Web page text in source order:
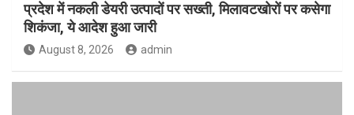
प्रदेश में नकली डेयरी उत्पादों पर सख्ती, मिलावटखोरों पर कसेगा
शिकंजा, ये आदेश हुआ जारी
August 8, 2026 admin